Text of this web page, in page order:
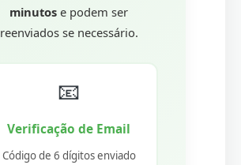
minutos e podem ser
reenviados se necessário.
📧
Verificação de Email
Código de 6 dígitos enviado